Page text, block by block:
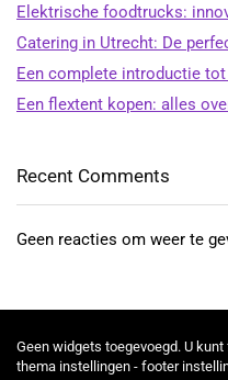
Elektrische foodtrucks:
Catering in Utrecht: De
Een complete introductie
Een flextent kopen: alles
Recent Comments
Geen reacties om weer te
Geen widgets toegevoegd. U
thema instellingen - footer